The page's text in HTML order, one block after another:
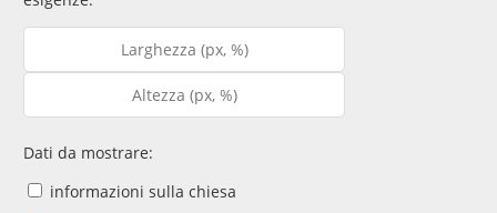
Dati da mostrare:
informazioni sulla chiesa